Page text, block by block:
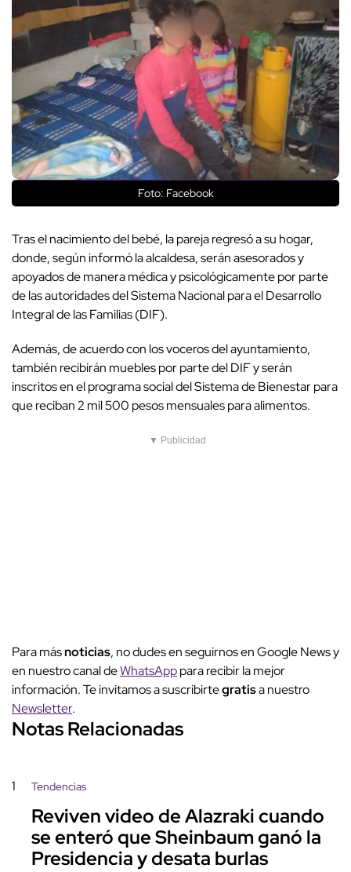
Foto: Facebook
Tras el nacimiento del bebé, la pareja regresó a su hogar,
donde, según informó la alcaldesa, serán asesorados y
apoyados de manera médica y psicológicamente por parte
de las autoridades del Sistema Nacional para el Desarrollo
Integral de las Familias (DIF).
Además, de acuerdo con los voceros del ayuntamiento,
también recibirán muebles por parte del DIF y serán
inscritos en el programa social del Sistema de Bienestar para
que reciban 2 mil 500 pesos mensuales para alimentos.
▼ Publicidad
Para másnoticias, no dudes en seguirnos en Google News y
en nuestro canal deWhatsApppara recibir la mejor
información. Te invitamos a suscribirtegratisa nuestro
Newsletter.
Notas Relacionadas
1 Tendencias
Reviven video de Alazraki cuando
se enteró que Sheinbaum ganó la
Presidencia y desata burlas